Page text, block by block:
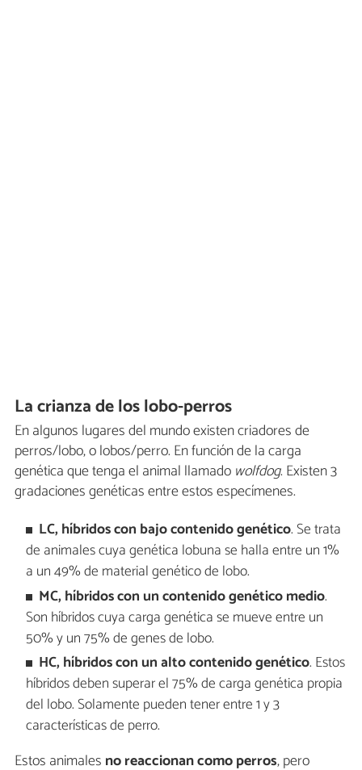
La crianza de los lobo-perros
En algunos lugares del mundo existen criadores de
perros/lobo, o lobos/perro. En función de la carga
genética que tenga el animal llamado wolfdog. Existen 3
gradaciones genéticas entre estos especímenes.
LC, híbridos con bajo contenido genético. Se trata
de animales cuya genética lobuna se halla entre un 1%
a un 49% de material genético de lobo.
MC, híbridos con un contenido genético medio.
Son híbridos cuya carga genética se mueve entre un
50% y un 75% de genes de lobo.
HC, híbridos con un alto contenido genético. Estos
híbridos deben superar el 75% de carga genética propia
del lobo. Solamente pueden tener entre 1 y 3
características de perro.
Estos animales no reaccionan como perros, pero